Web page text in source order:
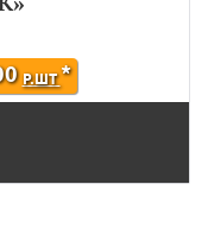
Р.ШТ*